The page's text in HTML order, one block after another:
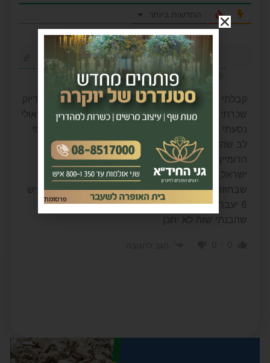
החדשות ביותר
קבלתי בימים האחרונים כמה הודעות בדיוק דומות ובדיוק
שכרתי רכב ועברתי ליד כביש 6, אז בתחילה חשבתי אולי
לב שהדומיין הוא עם סיומת LI ולא IL זה מטעה אבל
הדומיין הזה הוא דומיין של נסיכות ליכטנשטיין ולא של
ישראל, אז די ברור שזה נסיון עוקץ, מלבד זאת זכרתי
שבחוזה עם חברת ההשכרה היה כתוב שחיובים מכביש
6 יעברו דרך החברה בתוספת עמלת טיפול יפה – כך
שהבנתי שזה לא יתכן
פרסומת